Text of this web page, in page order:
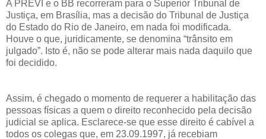
A PREVI e o BB recorreram para o Superior Tribunal de
Justiça, em Brasília, mas a decisão do Tribunal de Justiça
do Estado do Rio de Janeiro, em nada foi modificada.
Houve o que, juridicamente, se denomina “trânsito em
julgado”. Isto é, não se pode alterar mais nada daquilo que
foi decidido.
Assim, é chegado o momento de requerer a habilitação das
pessoas físicas a quem o direito reconhecido pela decisão
judicial se aplica. Esclarece-se que esse direito é cabível a
todos os colegas que, em 23.09.1997, já recebiam